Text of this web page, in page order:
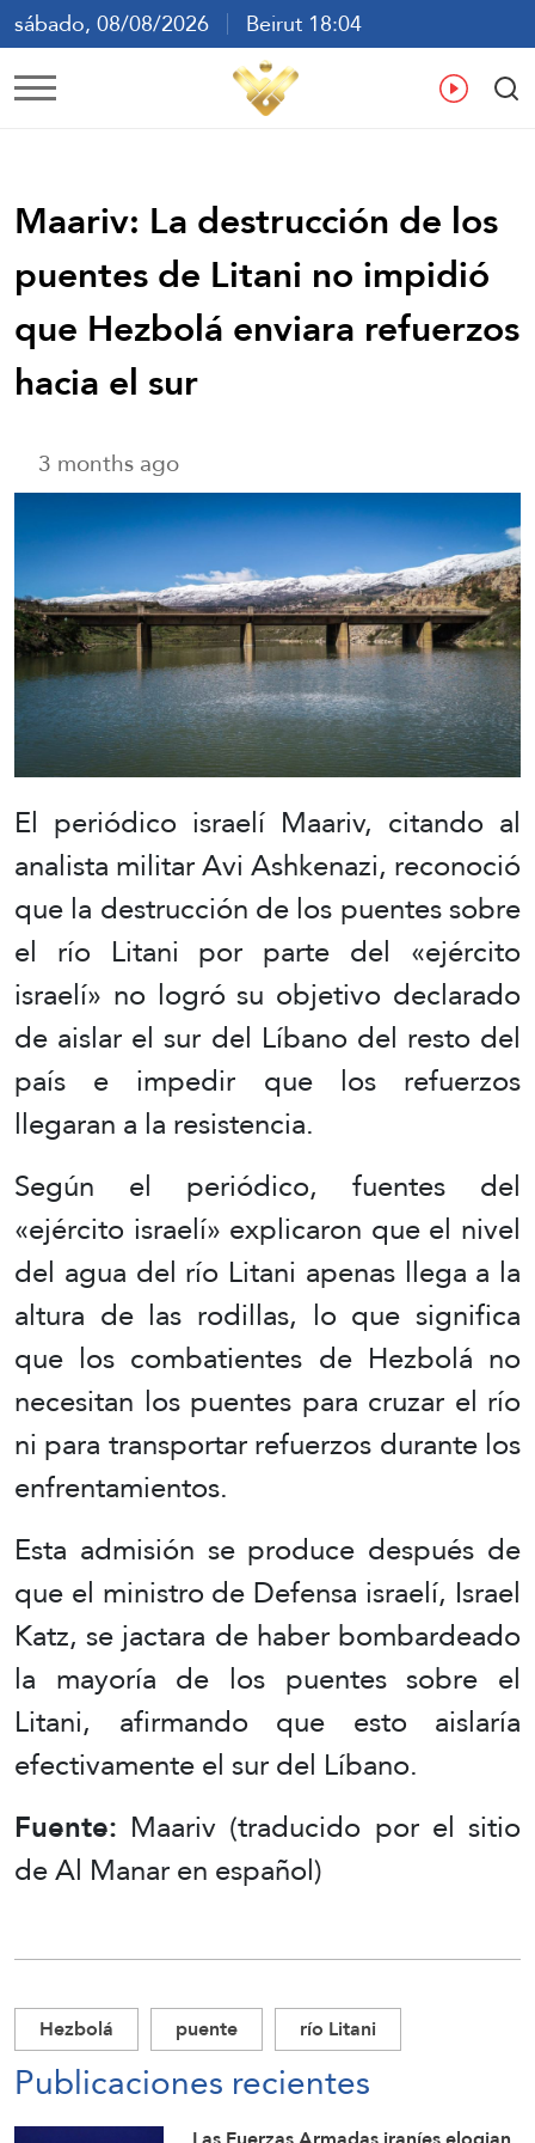
sábado, 08/08/2026
Beirut 18:04
ع En
Maariv: La destrucción de los
puentes de Litani no impidió
que Hezbolá enviara refuerzos
hacia el sur
3 months ago
El periódico israelí Maariv, citando al
analista militar Avi Ashkenazi, reconoció
que la destrucción de los puentes sobre
el río Litani por parte del «ejército
israelí» no logró su objetivo declarado
de aislar el sur del Líbano del resto del
país e impedir que los refuerzos
llegaran a la resistencia.
Según el periódico, fuentes del
«ejército israelí» explicaron que el nivel
del agua del río Litani apenas llega a la
altura de las rodillas, lo que significa
que los combatientes de Hezbolá no
necesitan los puentes para cruzar el río
ni para transportar refuerzos durante los
enfrentamientos.
Esta admisión se produce después de
que el ministro de Defensa israelí, Israel
Katz, se jactara de haber bombardeado
la mayoría de los puentes sobre el
Litani, afirmando que esto aislaría
efectivamente el sur del Líbano.
Fuente: Maariv (traducido por el sitio
de Al Manar en español)
Hezbolá puente río Litani
Publicaciones recientes